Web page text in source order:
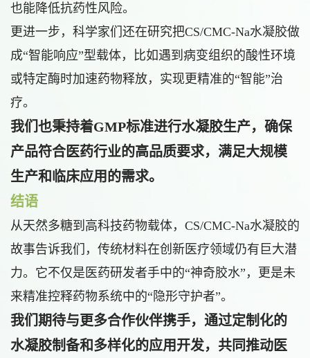
也能降低抗药性风险。
更进一步，科学家们还在研究把CS/CMC-Na水凝胶做
成“智能响应”型载体，比如遇到病变组织的酸性环境
或特定酶时加速药物释放，实现更精准的“智能”治
疗。
我们也秉持着GMP标准进行水凝胶生产，确保
产品符合医药行业的高品质要求，满足大规模
生产和临床应用的需求。
结语
从天然多糖到高科技药物载体，CS/CMC-Na水凝胶的
故事告诉我们，传统材料在创新医疗领域仍有巨大潜
力。它不仅是医药研发者手中的“神奇胶水”，更是未
来精准控释药物系统中的“隐形守护者”。
我们期待与更多合作伙伴携手，通过定制化的
水凝胶制备和多样化的应用开发，共同推动医